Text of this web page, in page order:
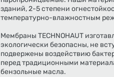
зданий, 2-5 степени
температурно-влажностным
Мембраны TECHNOHAUT
экологически безопасны, не
подвержены воздействию
перед традиционными
бензольные масла.